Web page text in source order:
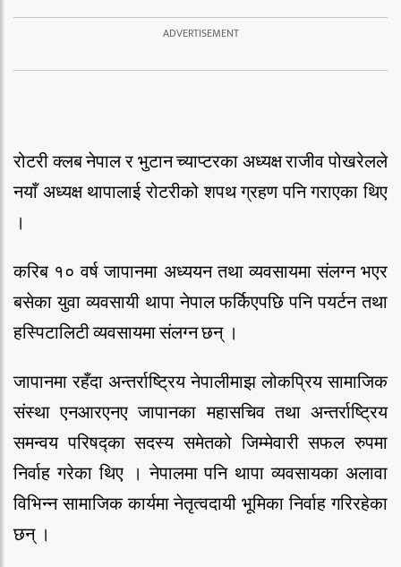
रोटरी क्लब नेपाल र भुटान च्याप्टरका अध्यक्ष राजीव पोखरेलले
नयाँ अध्यक्ष थापालाई रोटरीको शपथ ग्रहण पनि गराएका थिए
।
करिब १० वर्ष जापानमा अध्ययन तथा व्यवसायमा संलग्न भएर
बसेका युवा व्यवसायी थापा नेपाल फर्किएपछि पनि पयर्टन तथा
हस्पिटालिटी व्यवसायमा संलग्न छन् ।
जापानमा रहँदा अन्तर्राष्ट्रिय नेपालीमाझ लोकप्रिय सामाजिक
संस्था एनआरएनए जापानका महासचिव तथा अन्तर्राष्ट्रिय
समन्वय परिषद्का सदस्य समेतको जिम्मेवारी सफल रुपमा
निर्वाह गरेका थिए । नेपालमा पनि थापा व्यवसायका अलावा
विभिन्न सामाजिक कार्यमा नेतृत्वदायी भूमिका निर्वाह गरिरहेका
छन् ।